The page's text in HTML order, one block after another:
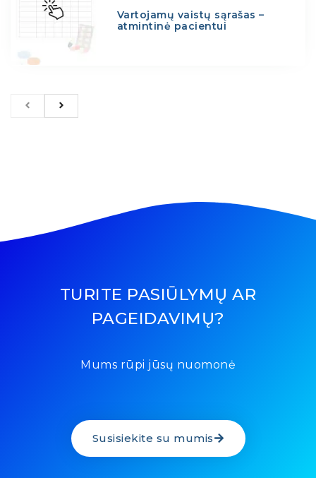
Vartojamų vaistų sąrašas –
atmintinė pacientui
TURITE PASIŪLYMŲ AR
PAGEIDAVIMŲ?
Mums rūpi jūsų nuomonė
Susisiekite su mumis